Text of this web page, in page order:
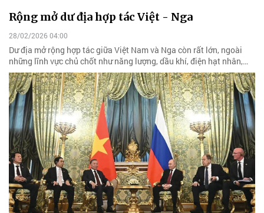
Rộng mở dư địa hợp tác Việt - Nga
28/02/2026 04:00
Dư địa mở rộng hợp tác giữa Việt Nam và Nga còn rất lớn, ngoài
những lĩnh vực chủ chốt như năng lượng, dầu khí, điện hạt nhân,…